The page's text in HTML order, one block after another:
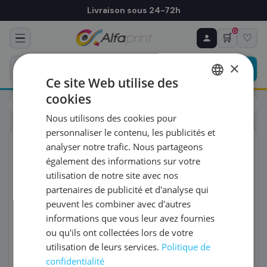
Livraison sous 24-72h
🛒
0
♡
Toners
Samsung
ORIGINAL
♻ COMMANDE RÉCURRENTE
Prévoyez & économisez
Programmez votre prochain achat — notre équipe
vous prépare un devis personnalisé
RÉFÉRENCE DU PRODUIT
FRÉQUENCE
QUANTITÉ PAR LIVRAISON
DATE DE PREMIÈRE LIVRAISON SOUHAITÉE
×
Ce site Web utilise des
cookies
Nous utilisons des cookies pour
personnaliser le contenu, les publicités et
analyser notre trafic. Nous partageons
également des informations sur votre
utilisation de notre site avec nos
partenaires de publicité et d'analyse qui
peuvent les combiner avec d'autres
informations que vous leur avez fournies
ou qu'ils ont collectées lors de votre
utilisation de leurs services. Politique de
confidentialité